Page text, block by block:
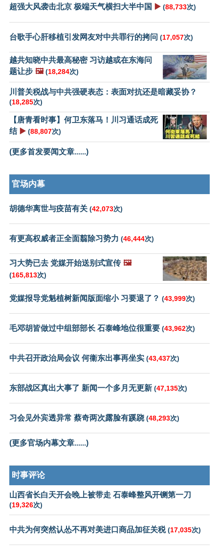
超强大风袭击北京 极端天气横扫大半中国 ▶️ (88,733次)
台歌手心肝移植引发网友对中共罪行的拷问 (17,057次)
越共知晓中共最高秘密 习访越或在东海问
题让步 🖼️ (18,284次)
川普关税战与中共强硬表态：表面对抗还是暗藏妥协？
(18,285次)
【唐青看时事】何卫东落马！川习通话成死
结 ▶️ (88,807次)
(更多首发要闻文章......)
官场内幕
胡德华离世与疫苗有关 (42,073次)
有更高权威者正全面翦除习势力 (46,444次)
习大势已去 党媒开始送别式宣传 🖼️
(165,813次)
党媒报导党魁植树新闻版面缩小 习要退了？ (43,999次)
毛邓胡皆做过中组部部长 石泰峰地位很重要 (43,962次)
中共召开政治局会议 何衞东出事再坐实 (43,437次)
东部战区真出大事了 新闻一个多月无更新 (47,135次)
习会见外宾透异常 蔡奇两次露脸有蹊跷 (48,293次)
(更多官场内幕文章......)
时事评论
山西省长白天开会晚上被带走 石泰峰整风开铡第一刀
(19,326次)
中共为何突然认怂不再对美进口商品加征关税(17,035次)